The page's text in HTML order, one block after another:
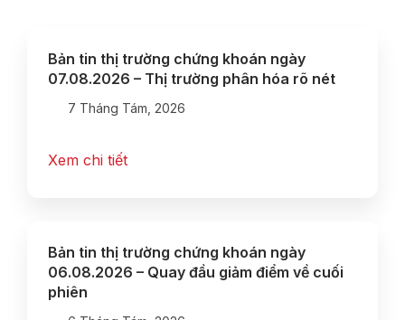
Bản tin thị trường chứng khoán ngày
07.08.2026 – Thị trường phân hóa rõ nét
7 Tháng Tám, 2026
Xem chi tiết
Bản tin thị trường chứng khoán ngày
06.08.2026 – Quay đầu giảm điểm về cuối
phiên